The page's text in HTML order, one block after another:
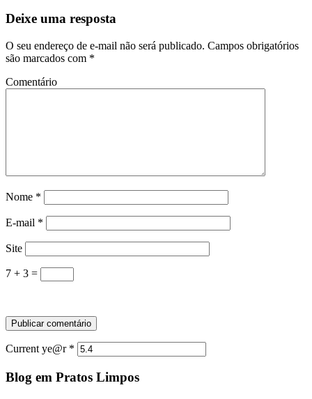
Deixe uma resposta
O seu endereço de e-mail não será publicado. Campos obrigatórios
são marcados com *
Comentário
Nome *
E-mail *
Site
7 + 3 =
Current ye@r *
Blog em Pratos Limpos